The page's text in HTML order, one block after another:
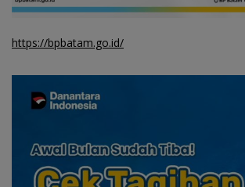
https://bpbatam.go.id/